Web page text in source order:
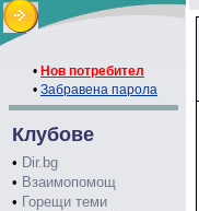
• Нов потребител
• Забравена парола
Клубове
• Dir.bg
• Взаимопомощ
• Горещи теми